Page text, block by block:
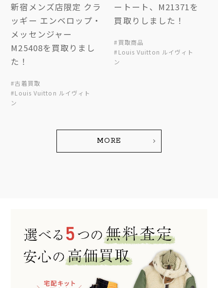
新宿メンズ店限定 クラ
ッギー エンベロップ・
メッセンジャー
M25408を買取りまし
た！
#古着買取
#Louis Vuitton ルイヴィト
ン
ートート、M21371を
買取りしました！
#買取商品
#Louis Vuitton ルイヴィト
ン
MORE